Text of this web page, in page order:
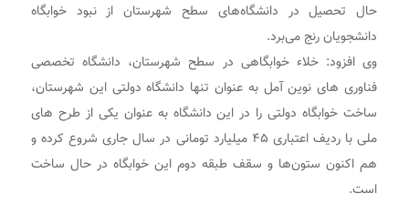
حال تحصیل در دانشگاه‌های سطح شهرستان از نبود خوابگاه
دانشجویان رنج می‌برد.
وی افزود: خلاء خوابگاهی در سطح شهرستان، دانشگاه تخصصی
فناوری های نوین آمل به عنوان تنها دانشگاه دولتی این شهرستان،
ساخت خوابگاه دولتی را در این دانشگاه به عنوان یکی از طرح های
ملی با ردیف اعتباری ۴۵ میلیارد تومانی در سال جاری شروع کرده و
هم اکنون ستون‌ها و سقف طبقه دوم این خوابگاه در حال ساخت
است.